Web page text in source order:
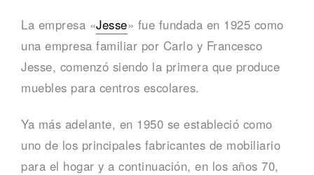
o
g
O
c
i
La empresa «Jesse» fue fundada en 1925 como
una empresa familiar por Carlo y Francesco
Jesse, comenzó siendo la primera que produce
muebles para centros escolares.
Ya más adelante, en 1950 se estableció como
uno de los principales fabricantes de mobiliario
para el hogar y a continuación, en los años 70,